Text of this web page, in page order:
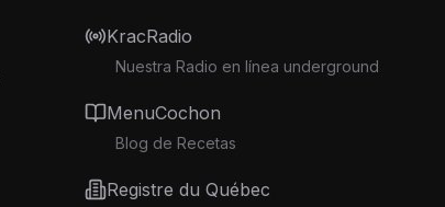
KracRadio
Nuestra Radio en línea underground
MenuCochon
Blog de Recetas
Registre du Québec